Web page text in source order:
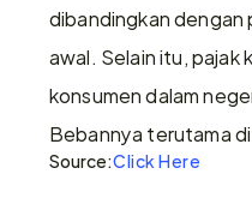
dibandingkan dengan
awal. Selain itu, pajak
konsumen dalam
Bebannya terutama
Source:Click Here